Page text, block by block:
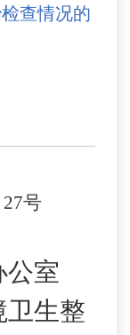
查情况的
27号
公室
卫生整